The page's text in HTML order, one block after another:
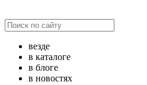
везде
в каталоге
в блоге
в новостях